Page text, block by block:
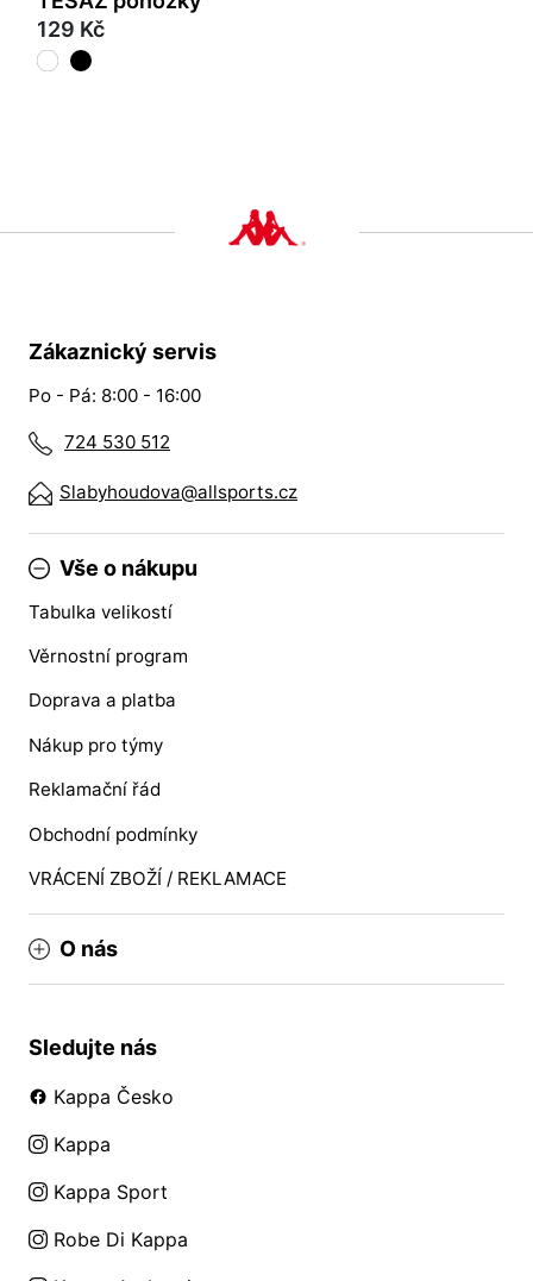
129 Kč
Zákaznický servis
Po - Pá: 8:00 - 16:00
724 530 512
Slabyhoudova@allsports.cz
Vše o nákupu
Tabulka velikostí
Věrnostní program
Doprava a platba
Nákup pro týmy
Reklamační řád
Obchodní podmínky
VRÁCENÍ ZBOŽÍ / REKLAMACE
O nás
Sledujte nás
Kappa Česko
Kappa
Kappa Sport
Robe Di Kappa